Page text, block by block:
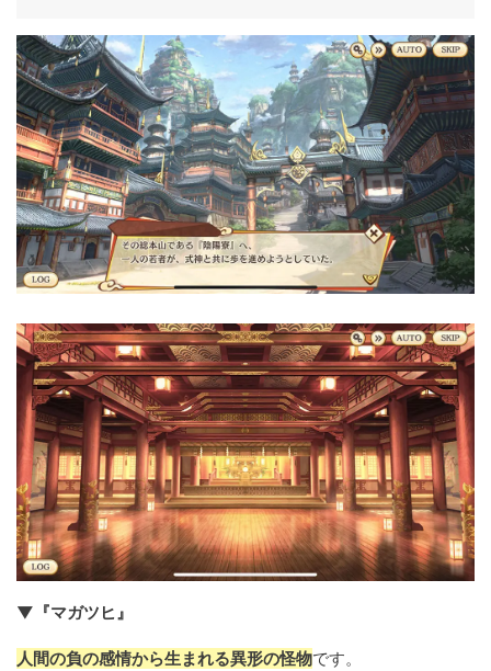
▼『マガツヒ』
人間の負の感情から生まれる異形の怪物です。